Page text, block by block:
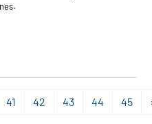
41 42 43 44 45